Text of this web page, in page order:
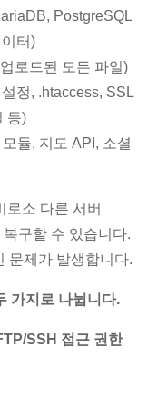
PostgreSQL
터)
로드된 모든 파일)
정, .htaccess, SSL
등)
모듈, 지도 API, 소셜
로소 다른 서버
구할 수 있습니다.
문제가 발생합니다.
가지로 나뉩니다.
SSH 접근 권한